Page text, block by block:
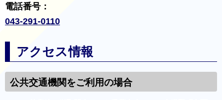
電話番号：
043-291-0110
アクセス情報
公共交通機関をご利用の場合